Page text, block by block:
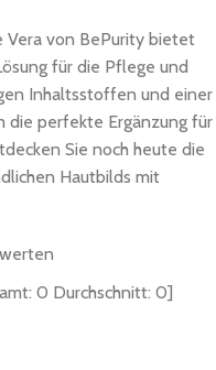
Vera von BePurity bietet
für die Pflege und
Inhaltsstoffen und einer
die perfekte Ergänzung für
Sie noch heute die
Hautbilds mit
0 Durchschnitt: 0]